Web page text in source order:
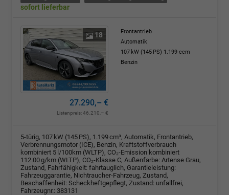
sofort lieferbar
18
Frontantrieb
Automatik
107 kW (145 PS) 1.199 ccm
Benzin
27.290,– €
Listenpreis:46.210,– €
5-türig, 107 kW (145 PS), 1.199 cm³, Automatik, Frontantrieb,
Verbrennungsmotor (ICE), Benzin, Kraftstoffverbrauch
kombiniert 5 l/100km (WLTP), CO₂-Emission kombiniert
112.00 g/km (WLTP), CO₂-Klasse C, Außenfarbe: Artense Grau,
Zustand, Fahrfähigkeit: fahrtauglich, Garantieleistung:
Fahrzeuggarantie, Nichtraucher-Fahrzeug, Zustand,
Beschaffenheit: Scheckheftgepflegt, Zustand: unfallfrei,
Fahrzeugnr.: 383131